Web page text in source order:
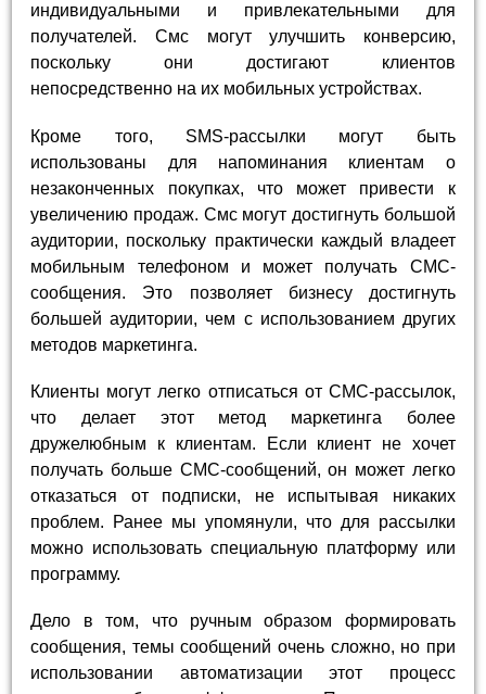
индивидуальными и привлекательными для
получателей. Смс могут улучшить конверсию,
поскольку они достигают клиентов
непосредственно на их мобильных устройствах.
Кроме того, SMS-рассылки могут быть
использованы для напоминания клиентам о
незаконченных покупках, что может привести к
увеличению продаж. Смс могут достигнуть большой
аудитории, поскольку практически каждый владеет
мобильным телефоном и может получать СМС-
сообщения. Это позволяет бизнесу достигнуть
большей аудитории, чем с использованием других
методов маркетинга.
Клиенты могут легко отписаться от СМС-рассылок,
что делает этот метод маркетинга более
дружелюбным к клиентам. Если клиент не хочет
получать больше СМС-сообщений, он может легко
отказаться от подписки, не испытывая никаких
проблем. Ранее мы упомянули, что для рассылки
можно использовать специальную платформу или
программу.
Дело в том, что ручным образом формировать
сообщения, темы сообщений очень сложно, но при
использовании автоматизации этот процесс